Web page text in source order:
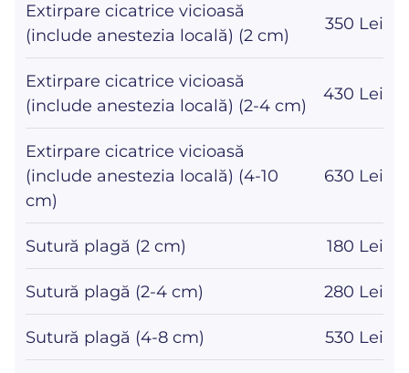
Extirpare cicatrice vicioasă
(include anestezia locală) (2 cm)
350 Lei
Extirpare cicatrice vicioasă
(include anestezia locală) (2-4 cm)
430 Lei
Extirpare cicatrice vicioasă
(include anestezia locală) (4-10
cm)
630 Lei
Sutură plagă (2 cm) 180 Lei
Sutură plagă (2-4 cm) 280 Lei
Sutură plagă (4-8 cm) 530 Lei